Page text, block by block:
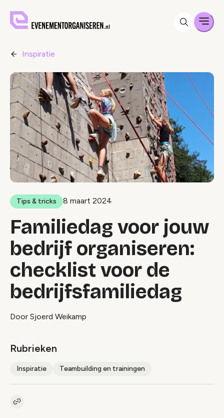
Inspiratie
Tips & tricks 8 maart 2024
Familiedag voor jouw
bedrijf organiseren:
checklist voor de
bedrijfsfamiliedag
Door Sjoerd Weikamp
Rubrieken
Inspiratie Teambuilding en trainingen
Kopieer link naar artikel